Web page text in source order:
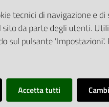
Ravenna (RA)
Ufficio
Riferimenti
tecnici di navigazione e
da parte degli utenti.
sul pulsante
Accetta tutti